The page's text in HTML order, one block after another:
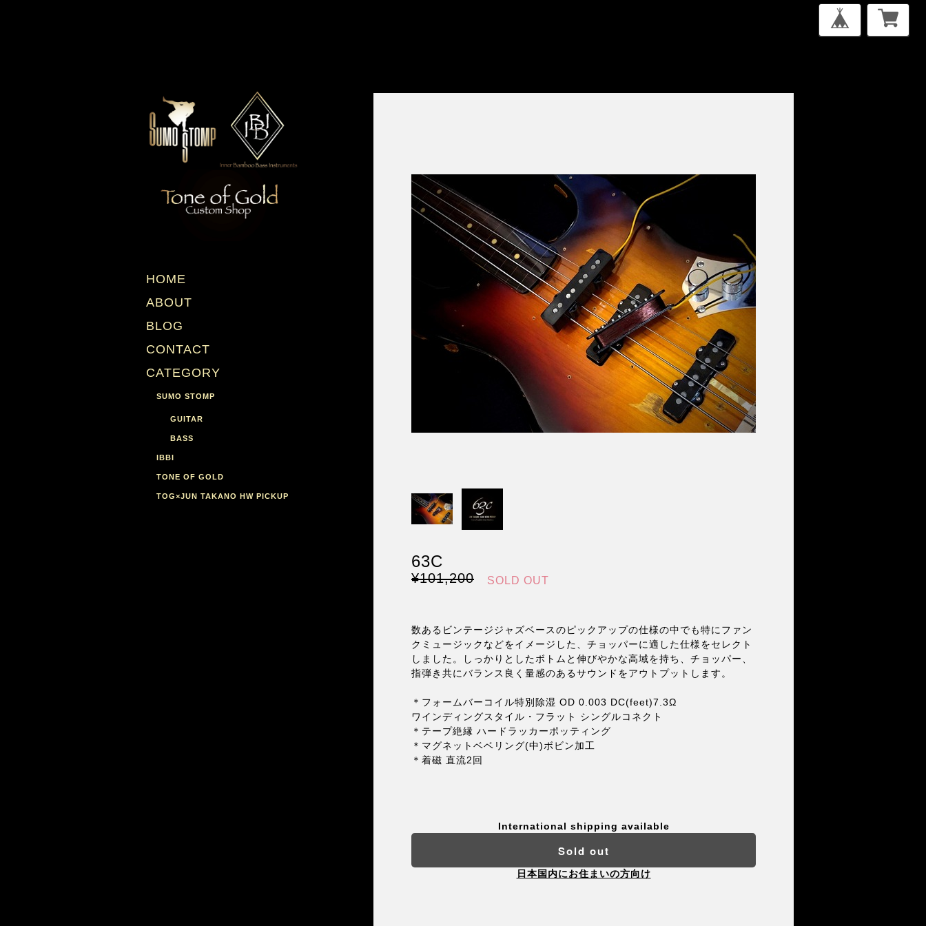
HOME
ABOUT
BLOG
CONTACT
CATEGORY
SUMO STOMP
GUITAR
BASS
IBBI
TONE OF GOLD
TOG×JUN TAKANO HW PICKUP
63C
¥101,200 SOLD OUT
数あるビンテージジャズベースのピックアップの仕様の中でも特にファン
クミュージックなどをイメージした、チョッパーに適した仕様をセレクト
しました。しっかりとしたボトムと伸びやかな高域を持ち、チョッパー、
指弾き共にバランス良く量感のあるサウンドをアウトプットします。
＊フォームバーコイル特別除湿 OD 0.003 DC(feet)7.3Ω
ワインディングスタイル・フラット シングルコネクト
＊テープ絶縁 ハードラッカーポッティング
＊マグネットベベリング(中)ボビン加工
＊着磁 直流2回
International shipping available
Sold out
日本国内にお住まいの方向け